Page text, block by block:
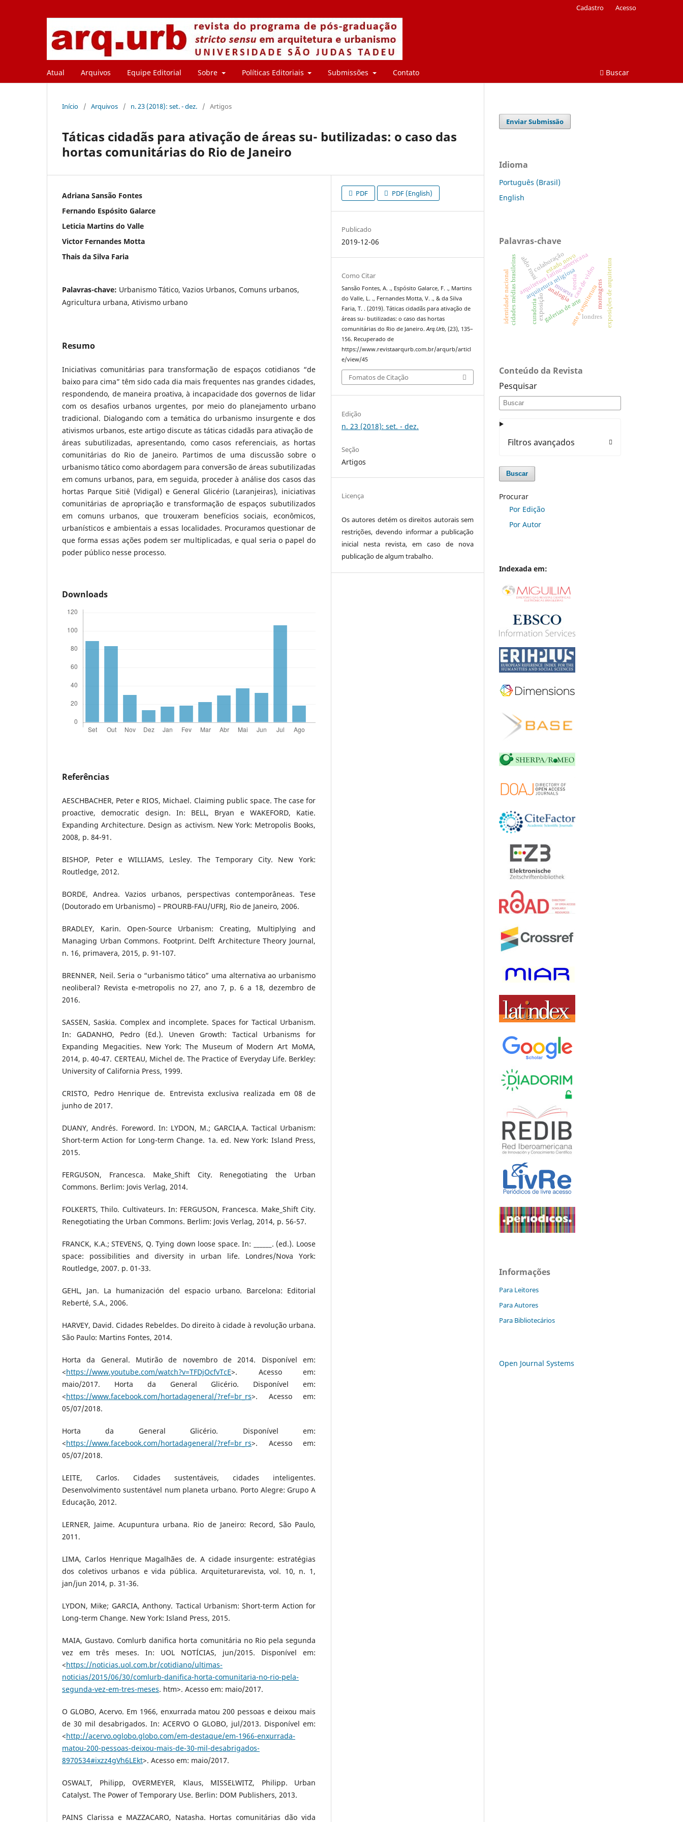
Atual Arquivos Equipe Editorial Sobre Políticas Editoriais Submissões Contato Buscar
Cadastro Acesso
Início / Arquivos / n. 23 (2018): set. - dez. / Artigos
Táticas cidadãs para ativação de áreas su- butilizadas: o caso das
hortas comunitárias do Rio de Janeiro
Adriana Sansão Fontes
Fernando Espósito Galarce
Leticia Martins do Valle
Victor Fernandes Motta
Thais da Silva Faria
Palavras-chave: Urbanismo Tático, Vazios Urbanos, Comuns urbanos,
Agricultura urbana, Ativismo urbano
Resumo
Iniciativas comunitárias para transformação de espaços cotidianos “de
baixo para cima” têm sido cada dia mais frequentes nas grandes cidades,
respondendo, de maneira proativa, à incapacidade dos governos de lidar
com os desafios urbanos urgentes, por meio do planejamento urbano
tradicional. Dialogando com a temática do urbanismo insurgente e dos
ativismos urbanos, este artigo discute as táticas cidadãs para ativação de
áreas subutilizadas, apresentando, como casos referenciais, as hortas
comunitárias do Rio de Janeiro. Partimos de uma discussão sobre o
urbanismo tático como abordagem para conversão de áreas subutilizadas
em comuns urbanos, para, em seguida, proceder à análise dos casos das
hortas Parque Sitiê (Vidigal) e General Glicério (Laranjeiras), iniciativas
comunitárias de apropriação e transformação de espaços subutilizados
em comuns urbanos, que trouxeram benefícios sociais, econômicos,
urbanísticos e ambientais a essas localidades. Procuramos questionar de
que forma essas ações podem ser multiplicadas, e qual seria o papel do
poder público nesse processo.
Downloads
Referências
AESCHBACHER, Peter e RIOS, Michael. Claiming public space. The case for
proactive, democratic design. In: BELL, Bryan e WAKEFORD, Katie.
Expanding Architecture. Design as activism. New York: Metropolis Books,
2008, p. 84-91.
BISHOP, Peter e WILLIAMS, Lesley. The Temporary City. New York:
Routledge, 2012.
BORDE, Andrea. Vazios urbanos, perspectivas contemporâneas. Tese
(Doutorado em Urbanismo) – PROURB-FAU/UFRJ, Rio de Janeiro, 2006.
BRADLEY, Karin. Open-Source Urbanism: Creating, Multiplying and
Managing Urban Commons. Footprint. Delft Architecture Theory Journal,
n. 16, primavera, 2015, p. 91-107.
BRENNER, Neil. Seria o “urbanismo tático” uma alternativa ao urbanismo
neoliberal? Revista e-metropolis no 27, ano 7, p. 6 a 18, dezembro de
2016.
SASSEN, Saskia. Complex and incomplete. Spaces for Tactical Urbanism.
In: GADANHO, Pedro (Ed.). Uneven Growth: Tactical Urbanisms for
Expanding Megacities. New York: The Museum of Modern Art MoMA,
2014, p. 40-47. CERTEAU, Michel de. The Practice of Everyday Life. Berkley:
University of California Press, 1999.
CRISTO, Pedro Henrique de. Entrevista exclusiva realizada em 08 de
junho de 2017.
DUANY, Andrés. Foreword. In: LYDON, M.; GARCIA,A. Tactical Urbanism:
Short-term Action for Long-term Change. 1a. ed. New York: Island Press,
2015.
FERGUSON, Francesca. Make_Shift City. Renegotiating the Urban
Commons. Berlim: Jovis Verlag, 2014.
FOLKERTS, Thilo. Cultivateurs. In: FERGUSON, Francesca. Make_Shift City.
Renegotiating the Urban Commons. Berlim: Jovis Verlag, 2014, p. 56-57.
FRANCK, K.A.; STEVENS, Q. Tying down loose space. In: ______. (ed.). Loose
space: possibilities and diversity in urban life. Londres/Nova York:
Routledge, 2007. p. 01-33.
GEHL, Jan. La humanización del espacio urbano. Barcelona: Editorial
Reberté, S.A., 2006.
HARVEY, David. Cidades Rebeldes. Do direito à cidade à revolução urbana.
São Paulo: Martins Fontes, 2014.
Horta da General. Mutirão de novembro de 2014. Disponível em:
<https://www.youtube.com/watch?v=TFDjOcfvTcE>. Acesso em:
maio/2017. Horta da General Glicério. Disponível em:
<https://www.facebook.com/hortadageneral/?ref=br_rs>. Acesso em:
05/07/2018.
Horta da General Glicério. Disponível em:
<https://www.facebook.com/hortadageneral/?ref=br_rs>. Acesso em:
05/07/2018.
LEITE, Carlos. Cidades sustentáveis, cidades inteligentes.
Desenvolvimento sustentável num planeta urbano. Porto Alegre: Grupo A
Educação, 2012.
LERNER, Jaime. Acupuntura urbana. Rio de Janeiro: Record, São Paulo,
2011.
LIMA, Carlos Henrique Magalhães de. A cidade insurgente: estratégias
dos coletivos urbanos e vida pública. Arquiteturarevista, vol. 10, n. 1,
jan/jun 2014, p. 31-36.
LYDON, Mike; GARCIA, Anthony. Tactical Urbanism: Short-term Action for
Long-term Change. New York: Island Press, 2015.
MAIA, Gustavo. Comlurb danifica horta comunitária no Rio pela segunda
vez em três meses. In: UOL NOTÍCIAS, jun/2015. Disponível em:
<https://noticias.uol.com.br/cotidiano/ultimas-
noticias/2015/06/30/comlurb-danifica-horta-comunitaria-no-rio-pela-
segunda-vez-em-tres-meses. htm>. Acesso em: maio/2017.
O GLOBO, Acervo. Em 1966, enxurrada matou 200 pessoas e deixou mais
de 30 mil desabrigados. In: ACERVO O GLOBO, jul/2013. Disponível em:
<http://acervo.oglobo.globo.com/em-destaque/em-1966-enxurrada-
matou-200-pessoas-deixou-mais-de-30-mil-desabrigados-
8970534#ixzz4gVh6LEkt>. Acesso em: maio/2017.
OSWALT, Philipp, OVERMEYER, Klaus, MISSELWITZ, Philipp. Urban
Catalyst. The Power of Temporary Use. Berlin: DOM Publishers, 2013.
PAINS Clarissa e MAZZACARO, Natasha. Hortas comunitárias dão vida
PDF PDF (English)
Publicado
2019-12-06
Como Citar
Sansão Fontes, A. ., Espósito Galarce, F. ., Martins
do Valle, L. ., Fernandes Motta, V. ., & da Silva
Faria, T. . (2019). Táticas cidadãs para ativação de
áreas su- butilizadas: o caso das hortas
comunitárias do Rio de Janeiro.Arq.Urb, (23), 135–
156. Recuperado de
https://www.revistaarqurb.com.br/arqurb/articl
e/view/45
Fomatos de Citação
Edição
n. 23 (2018): set. - dez.
Seção
Artigos
Licença
Os autores detém os direitos autorais sem
restrições, devendo informar a publicação
inicial nesta revista, em caso de nova
publicação de algum trabalho.
Enviar Submissão
Idioma
Português (Brasil)
English
Palavras-chave
arquitetura religiosa
arte e arquitetura
museus
galerias de arte
montagensexposições de arquitetura
casa de vidro
exposição
arquitetura latino-americana
londres
cidades médias brasileiras estado novo
identidade nacional analogia
aldo rossicolaboração
curadoria
teoria
Conteúdo da Revista
Pesquisar
Filtros avançados
Buscar
Procurar
Por Edição
Por Autor
Indexada em:
Informações
Para Leitores
Para Autores
Para Bibliotecários
Open Journal Systems